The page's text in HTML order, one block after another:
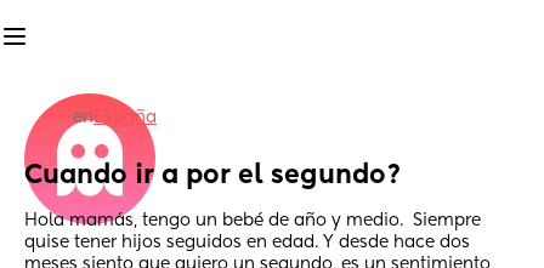
enEspaña
Cuando ir a por el segundo?
Hola mamás, tengo un bebé de año y medio.  Siempre
quise tener hijos seguidos en edad. Y desde hace dos